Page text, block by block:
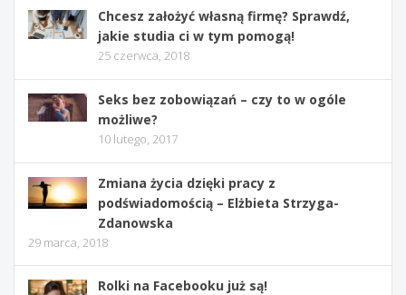
Chcesz założyć własną firmę? Sprawdź,
jakie studia ci w tym pomogą!
25 czerwca, 2018
Seks bez zobowiązań – czy to w ogóle
możliwe?
10 lutego, 2017
Zmiana życia dzięki pracy z
podświadomością – Elżbieta Strzyga-
Zdanowska
29 marca, 2018
Rolki na Facebooku już są!